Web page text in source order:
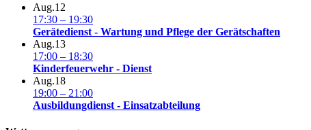
Aug.12
17:30 – 19:30
Gerätedienst - Wartung und Pflege der Gerätschaften
Aug.13
17:00 – 18:30
Kinderfeuerwehr - Dienst
Aug.18
19:00 – 21:00
Ausbildungdienst - Einsatzabteilung